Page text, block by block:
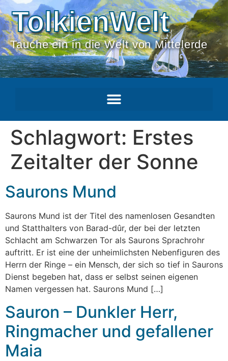
TolkienWelt
Tauche ein in die Welt von Mittelerde
Schlagwort: Erstes
Zeitalter der Sonne
Saurons Mund
Saurons Mund ist der Titel des namenlosen Gesandten
und Statthalters von Barad-dûr, der bei der letzten
Schlacht am Schwarzen Tor als Saurons Sprachrohr
auftritt. Er ist eine der unheimlichsten Nebenfiguren des
Herrn der Ringe – ein Mensch, der sich so tief in Saurons
Dienst begeben hat, dass er selbst seinen eigenen
Namen vergessen hat. Saurons Mund […]
Sauron – Dunkler Herr,
Ringmacher und gefallener
Maia